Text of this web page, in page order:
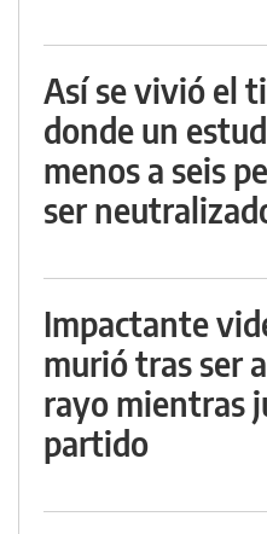
Así se vivió el
donde un
menos a seis
ser
Impactante
murió tras ser
rayo mientras
partido